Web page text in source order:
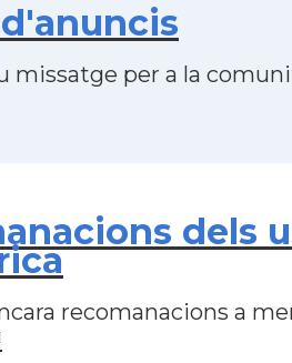
missatge per a la
dels
recomanacions a